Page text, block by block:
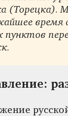
(Торецка).
время
пунктов